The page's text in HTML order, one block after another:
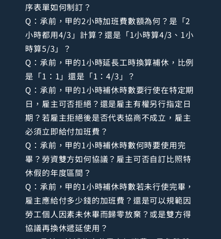
序表單如何制訂？
Q：承前，甲的2小時加班費數額為何？是「2
小時都用4/3」計算？還是「1小時算4/3、1小
時算5/3」？
Q：承前，甲的1小時延長工時換算補休，比例
是「1：1」還是「1：4/3」？
Q：承前，甲的1小時補休時數要行使在特定期
日，雇主可否拒絕？還是雇主有權另行指定日
期？若雇主拒絕後是否代表協商不成立，雇主
必須立即給付加班費？
Q：承前，甲的1小時補休時數何時要使用完
畢？勞資雙方如何協議？雇主可否自訂比照特
休假的年度區間？
Q：承前，甲的1小時補休時數若未行使完畢，
雇主應給付多少錢的加班費？還是可以規範因
勞工個人因素未休畢而歸零放棄？或是雙方得
協議再換休遞延使用？